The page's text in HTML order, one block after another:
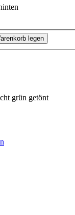
legen
grün getönt